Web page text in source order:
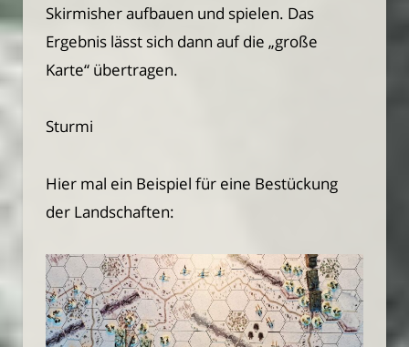
Skirmisher aufbauen und spielen. Das
Ergebnis lässt sich dann auf die „große
Karte“ übertragen.
Sturmi
Hier mal ein Beispiel für eine Bestückung
der Landschaften: